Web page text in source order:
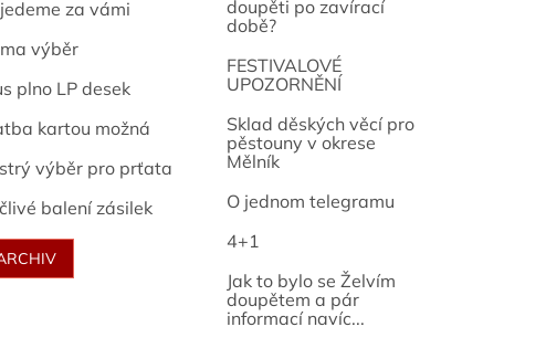
za vámi
výběr
plno LP desek
kartou možná
výběr pro prťata
balení zásilek
doupěti po zavírací
době?
FESTIVALOVÉ
UPOZORNĚNÍ
Sklad děských věcí pro
pěstouny v okrese
Mělník
O jednom telegramu
4+1
Jak to bylo se Želvím
doupětem a pár
informací navíc...